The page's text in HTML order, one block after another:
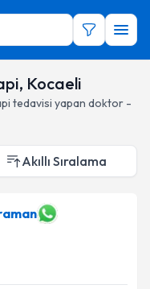
Kocaeli
tedavisi yapan doktor -
Akıllı Sıralama